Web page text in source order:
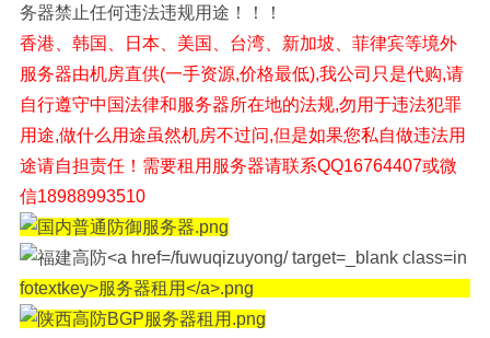
务器禁止任何违法违规用途！！！
香港、韩国、日本、美国、台湾、新加坡、菲律宾等境外
服务器由机房直供(一手资源,价格最低),我公司只是代购,请
自行遵守中国法律和服务器所在地的法规,勿用于违法犯罪
用途,做什么用途虽然机房不过问,但是如果您私自做违法用
途请自担责任！需要租用服务器请联系QQ16764407或微
信18988993510